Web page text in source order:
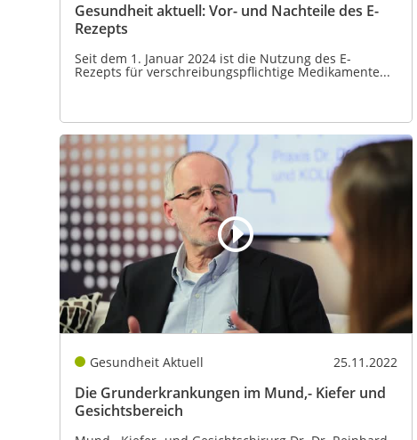
Gesundheit aktuell: Vor- und Nachteile des E-
Rezepts
Seit dem 1. Januar 2024 ist die Nutzung des E-
Rezepts für verschreibungspflichtige Medikamente...
Gesundheit Aktuell 25.11.2022
Die Grunderkrankungen im Mund,- Kiefer und
Gesichtsbereich